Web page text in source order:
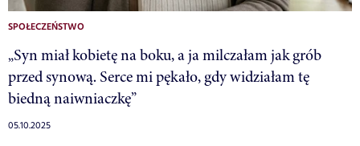
SPOŁECZEŃSTWO
„Syn miał kobietę na boku, a ja milczałam jak grób
przed synową. Serce mi pękało, gdy widziałam tę
biedną naiwniaczkę”
05.10.2025